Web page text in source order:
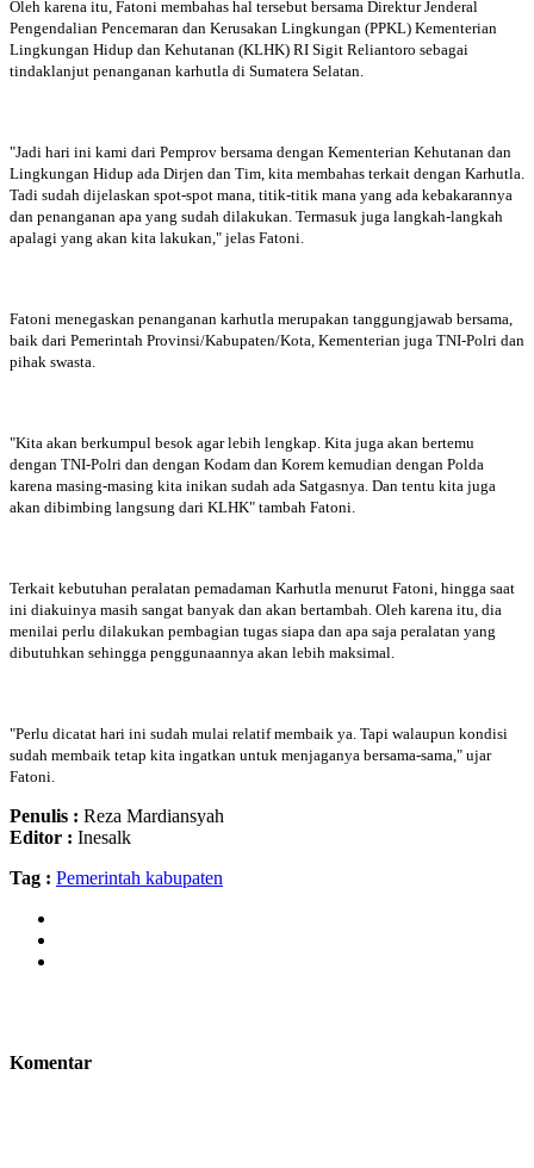
Oleh karena itu, Fatoni membahas hal tersebut bersama Direktur Jenderal
Pengendalian Pencemaran dan Kerusakan Lingkungan (PPKL) Kementerian
Lingkungan Hidup dan Kehutanan (KLHK) RI Sigit Reliantoro sebagai
tindaklanjut penanganan karhutla di Sumatera Selatan.
"Jadi hari ini kami dari Pemprov bersama dengan Kementerian Kehutanan dan
Lingkungan Hidup ada Dirjen dan Tim, kita membahas terkait dengan Karhutla.
Tadi sudah dijelaskan spot-spot mana, titik-titik mana yang ada kebakarannya
dan penanganan apa yang sudah dilakukan. Termasuk juga langkah-langkah
apalagi yang akan kita lakukan," jelas Fatoni.
Fatoni menegaskan penanganan karhutla merupakan tanggungjawab bersama,
baik dari Pemerintah Provinsi/Kabupaten/Kota, Kementerian juga TNI-Polri dan
pihak swasta.
"Kita akan berkumpul besok agar lebih lengkap. Kita juga akan bertemu
dengan TNI-Polri dan dengan Kodam dan Korem kemudian dengan Polda
karena masing-masing kita inikan sudah ada Satgasnya. Dan tentu kita juga
akan dibimbing langsung dari KLHK" tambah Fatoni.
Terkait kebutuhan peralatan pemadaman Karhutla menurut Fatoni, hingga saat
ini diakuinya masih sangat banyak dan akan bertambah. Oleh karena itu, dia
menilai perlu dilakukan pembagian tugas siapa dan apa saja peralatan yang
dibutuhkan sehingga penggunaannya akan lebih maksimal.
"Perlu dicatat hari ini sudah mulai relatif membaik ya. Tapi walaupun kondisi
sudah membaik tetap kita ingatkan untuk menjaganya bersama-sama," ujar
Fatoni.
Penulis : Reza Mardiansyah
Editor : Inesalk
Tag : Pemerintah kabupaten
Komentar